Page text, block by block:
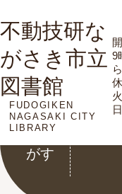
不動技研な
がさき市立
図書館
FUDOGIKEN
NAGASAKI CITY
LIBRARY
9
資料
をさ
がす